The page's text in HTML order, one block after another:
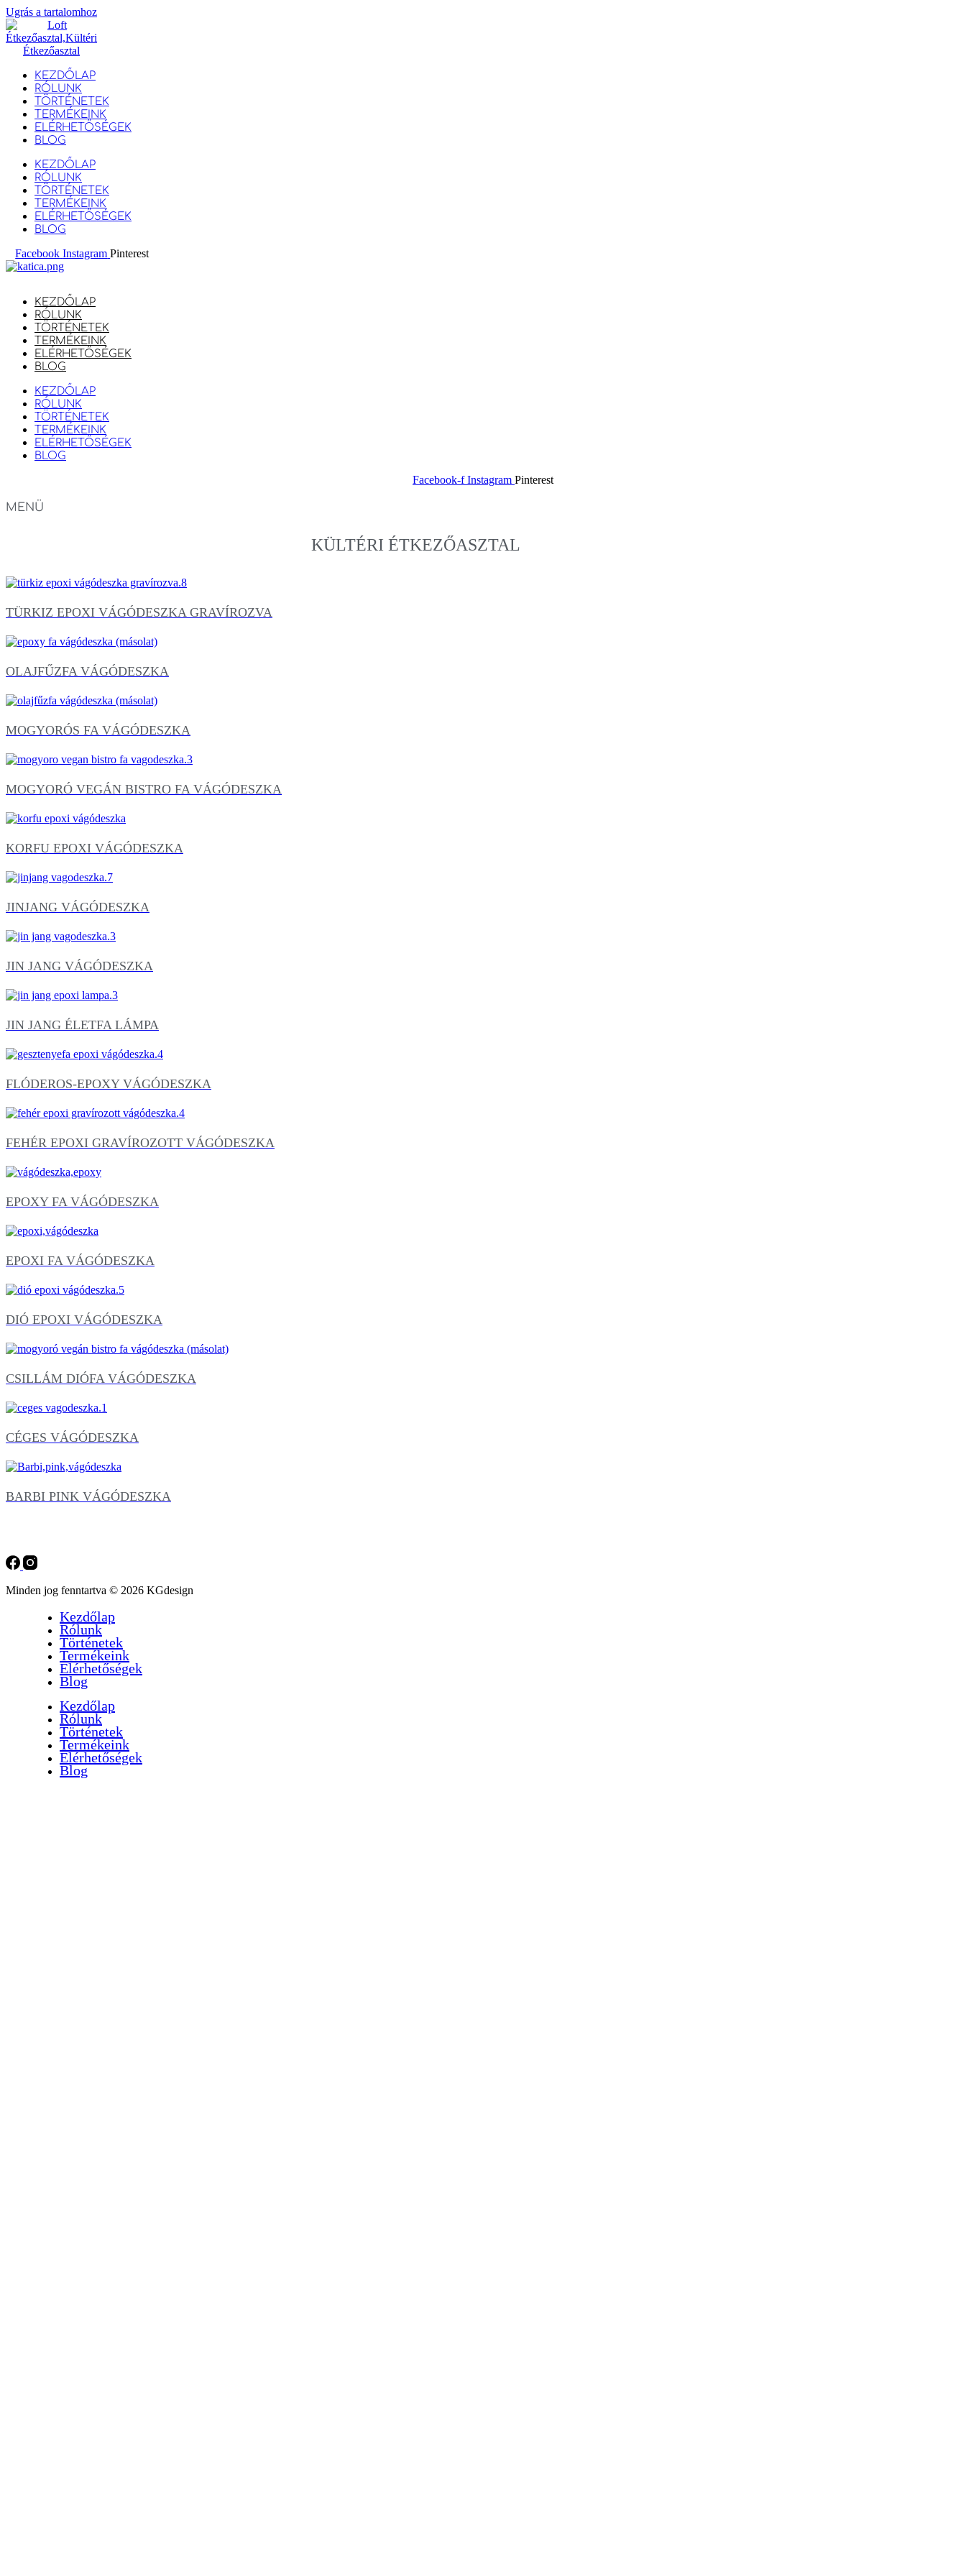
Ugrás a tartalomhoz
KEZDŐLAP
RÓLUNK
TÖRTÉNETEK
TERMÉKEINK
ELÉRHETŐSÉGEK
BLOG
KEZDŐLAP
RÓLUNK
TÖRTÉNETEK
TERMÉKEINK
ELÉRHETŐSÉGEK
BLOG
Facebook Instagram Pinterest
KEZDŐLAP
RÓLUNK
TÖRTÉNETEK
TERMÉKEINK
ELÉRHETŐSÉGEK
BLOG
KEZDŐLAP
RÓLUNK
TÖRTÉNETEK
TERMÉKEINK
ELÉRHETŐSÉGEK
BLOG
Facebook-f Instagram Pinterest
MENÜ
KÜLTÉRI ÉTKEZŐASZTAL
TÜRKIZ EPOXI VÁGÓDESZKA GRAVÍROZVA
OLAJFŰZFA VÁGÓDESZKA
MOGYORÓS FA VÁGÓDESZKA
MOGYORÓ VEGÁN BISTRO FA VÁGÓDESZKA
KORFU EPOXI VÁGÓDESZKA
JINJANG VÁGÓDESZKA
JIN JANG VÁGÓDESZKA
JIN JANG ÉLETFA LÁMPA
FLÓDEROS-EPOXY VÁGÓDESZKA
FEHÉR EPOXI GRAVÍROZOTT VÁGÓDESZKA
EPOXY FA VÁGÓDESZKA
EPOXI FA VÁGÓDESZKA
DIÓ EPOXI VÁGÓDESZKA
CSILLÁM DIÓFA VÁGÓDESZKA
CÉGES VÁGÓDESZKA
BARBI PINK VÁGÓDESZKA
Minden jog fenntartva © 2026 KGdesign
Kezdőlap
Rólunk
Történetek
Termékeink
Elérhetőségek
Blog
Kezdőlap
Rólunk
Történetek
Termékeink
Elérhetőségek
Blog